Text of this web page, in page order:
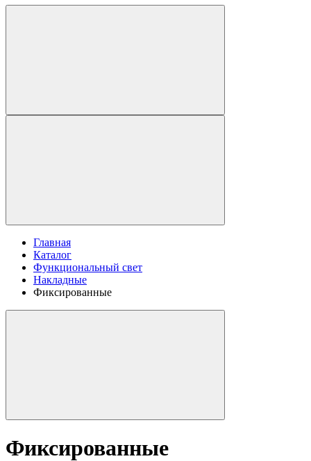
Главная
Каталог
Функциональный свет
Накладные
Фиксированные
Фиксированные